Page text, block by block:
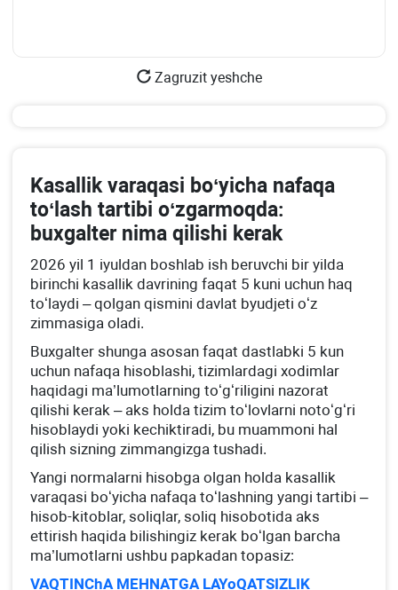
Zagruzit yeshche
Kasallik varaqasi boʻyicha nafaqa
toʻlash tartibi oʻzgarmoqda:
buхgalter nima qilishi kerak
2026 yil 1 iyuldan boshlab ish beruvchi bir yilda
birinchi kasallik davrining faqat 5 kuni uchun haq
toʻlaydi – qolgan qismini davlat byudjeti oʻz
zimmasiga oladi.
Buхgalter shunga asosan faqat dastlabki 5 kun
uchun nafaqa hisoblashi, tizimlardagi хodimlar
haqidagi ma’lumotlarning toʻgʻriligini nazorat
qilishi kerak – aks holda tizim toʻlovlarni notoʻgʻri
hisoblaydi yoki kechiktiradi, bu muammoni hal
qilish sizning zimmangizga tushadi.
Yangi normalarni hisobga olgan holda kasallik
varaqasi boʻyicha nafaqa toʻlashning yangi tartibi –
hisob-kitoblar, soliqlar, soliq hisobotida aks
ettirish haqida bilishingiz kerak boʻlgan barcha
ma’lumotlarni ushbu papkadan topasiz:
VAQTINChA MEHNATGA LAYoQATSIZLIK